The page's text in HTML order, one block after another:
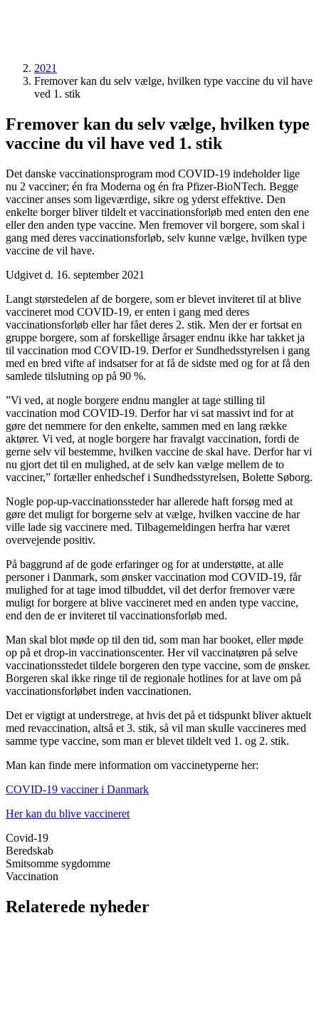
2021
Fremover kan du selv vælge, hvilken type vaccine du vil have
ved 1. stik
Fremover kan du selv vælge, hvilken type
vaccine du vil have ved 1. stik
Det danske vaccinationsprogram mod COVID-19 indeholder lige
nu 2 vacciner; én fra Moderna og én fra Pfizer-BioNTech. Begge
vacciner anses som ligeværdige, sikre og yderst effektive. Den
enkelte borger bliver tildelt et vaccinationsforløb med enten den ene
eller den anden type vaccine. Men fremover vil borgere, som skal i
gang med deres vaccinationsforløb, selv kunne vælge, hvilken type
vaccine de vil have.
Udgivet d. 16. september 2021
Langt størstedelen af de borgere, som er blevet inviteret til at blive
vaccineret mod COVID-19, er enten i gang med deres
vaccinationsforløb eller har fået deres 2. stik. Men der er fortsat en
gruppe borgere, som af forskellige årsager endnu ikke har takket ja
til vaccination mod COVID-19. Derfor er Sundhedsstyrelsen i gang
med en bred vifte af indsatser for at få de sidste med og for at få den
samlede tilslutning op på 90 %.
”Vi ved, at nogle borgere endnu mangler at tage stilling til
vaccination mod COVID-19. Derfor har vi sat massivt ind for at
gøre det nemmere for den enkelte, sammen med en lang række
aktører. Vi ved, at nogle borgere har fravalgt vaccination, fordi de
gerne selv vil bestemme, hvilken vaccine de skal have. Derfor har vi
nu gjort det til en mulighed, at de selv kan vælge mellem de to
vacciner,” fortæller enhedschef i Sundhedsstyrelsen, Bolette Søborg.
Nogle pop-up-vaccinationssteder har allerede haft forsøg med at
gøre det muligt for borgerne selv at vælge, hvilken vaccine de har
ville lade sig vaccinere med. Tilbagemeldingen herfra har været
overvejende positiv.
På baggrund af de gode erfaringer og for at understøtte, at alle
personer i Danmark, som ønsker vaccination mod COVID-19, får
mulighed for at tage imod tilbuddet, vil det derfor fremover være
muligt for borgere at blive vaccineret med en anden type vaccine,
end den de er inviteret til vaccinationsforløb med.
Man skal blot møde op til den tid, som man har booket, eller møde
op på et drop-in vaccinationscenter. Her vil vaccinatøren på selve
vaccinationsstedet tildele borgeren den type vaccine, som de ønsker.
Borgeren skal ikke ringe til de regionale hotlines for at lave om på
vaccinationsforløbet inden vaccinationen.
Det er vigtigt at understrege, at hvis det på et tidspunkt bliver aktuelt
med revaccination, altså et 3. stik, så vil man skulle vaccineres med
samme type vaccine, som man er blevet tildelt ved 1. og 2. stik.
Man kan finde mere information om vaccinetyperne her:
COVID-19 vacciner i Danmark
Her kan du blive vaccineret
Covid-19
Beredskab
Smitsomme sygdomme
Vaccination
Relaterede nyheder